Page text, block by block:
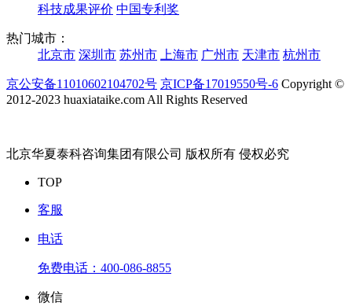
科技成果评价 中国专利奖
热门城市：
北京市 深圳市 苏州市 上海市 广州市 天津市 杭州市
京公安备11010602104702号 京ICP备17019550号-6 Copyright ©
2012-2023 huaxiataike.com All Rights Reserved
北京华夏泰科咨询集团有限公司 版权所有 侵权必究
TOP
客服
电话
免费电话： 400-086-8855
微信